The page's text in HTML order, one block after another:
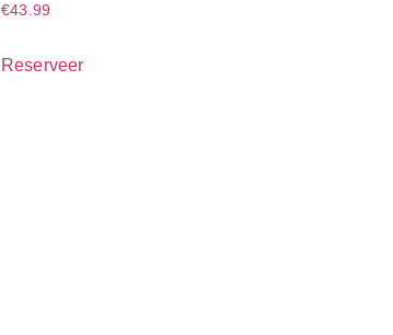
€43.99
Reserveer